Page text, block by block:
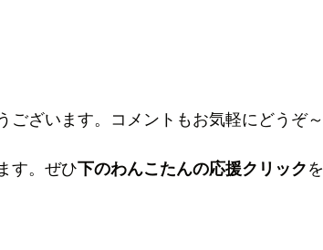
ざいます。コメントもお気軽にどうぞ～
す。ぜひ下のわんこたんの応援クリック